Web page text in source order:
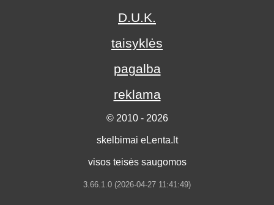
D.U.K.
taisyklės
pagalba
reklama
© 2010 - 2026
skelbimai eLenta.lt
visos teisės saugomos
3.66.1.0 (2026-04-27 11:41:49)